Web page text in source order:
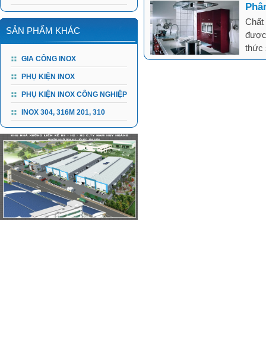
SẢN PHẨM KHÁC
GIA CÔNG INOX
PHỤ KIỆN INOX
PHỤ KIỆN INOX CÔNG NGHIỆP
INOX 304, 316M 201, 310
Chất
thức